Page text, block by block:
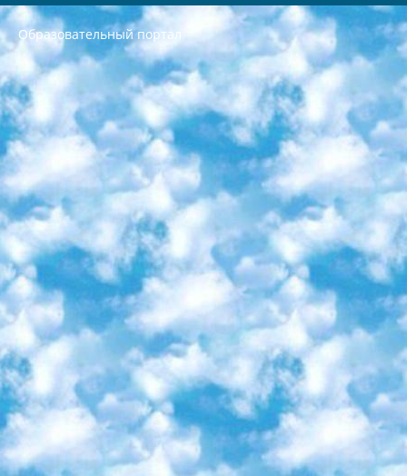
Образовательный портал
РЕСПУБЛИКА УЗБЕКИСТАН МИНИСТРЕРСТВО ДОШКОЛЬНОГО И ШКОЛЬНОГО ОБРАЗОВАНИЯ КОМАНДА в общеобразовательных учреждениях в 2023-2024 учебном году организация и проведение итоговой государственной аттестации обучающихся о Министра дошкольного и школьного образования Республики Узбекистан от 4 марта 2008 года (постановлением Минюста от 20 марта 2008 года № 1778 государственной регистрации) «Итоговое состояние учащихся общего среднего образования на основании положения об утверждении положения об аттестации общего среднего образования выпускной экзамен студентов в образовательных учреждениях в 2023-2024 учебном году В целях организации и прохождения аттестации приказываю: 1. Следующее: перечень предметов, по которым будет проводиться итоговая государственная аттестация и экзамен формы перевода согласно приложению 1; сертификаты международного образца, оценивающие уровень владения иностранными языками перечень согласно приложению 2; 2. Педагогический при специализированных образовательных учреждениях. научно-практический центр квалификации и международной оценки (Д.Давидова) 2024 г. До 25 марта: задания по предметам, по которым будет проводиться итоговая аттестация разработка и утверждение технических условий; итоговая аттестация на основании разработанного предметного задания разработка вопросов по предметам (устно и письменно), экзамен передача; общеобразовательные средние школы и специальные учебные заведения учащиеся выпускных классов школ и интернатов в агентской системе подготовка базы данных экзаменационных материалов и критериев оценки; перевод базы экзаменационных материалов на все языки обучения подать в Республиканский образовательный центр для изготовления; варианты экзаменов на основе разработанных контрольных материалов пусть будут поставлены задачи формирования. 3. Республиканский образовательный центр (Ш.Худайкулов) до 5 апреля 2024 года. до: база данных предоставленных экзаменационных материалов на все языки обучения перевод и экспертиза; для слепых, слабовидящих, глухих, слабослышащих и умственно отсталых детей учащиеся выпускных классов специализированных школ и школ-интернатов база данных экзаменационных материалов на всех преподаваемых языках подготовка критериев оценки; специализированные школы для умственно отсталых детей и технологии для учащихся выпускных классов школ-интернатов разработка соответствующих рекомендаций и критериев проведения ЕГЭ по естествознанию давать задания. 4. Педагогический при специализированных образовательных учреждениях. Научно-практический центр навыков и международной оценки (Д.Давидова), Республика образовательный центр (Худайкулов Ш.) итоговый государственный аттестационный экзамен ориентирован на творческое и логическое мышление при подготовке базы материалов учитывать введение заданий. 5. Следует отметить, что: сертификат государственного образца о знании общеобразовательного предмета и как минимум национальный уровень B1 по предметам на иностранных языках, указанным в Приложении 2. или международно признанный сертификат эквивалентного уровня студенты, изучающие определенный предмет, освобождаются от экзамена; по соответствующим предметам запланирована итоговая государственная аттестация за день до дня, путем жеребьевки Рабочей группой (в письменной форме по предметам, проводимым в форме) из числа сформированных вариантов выбрано 2 варианта; 2 выбранных варианта экзамена анонсированы на официальном сайте министерства и все выпускники по всей стране на основе этих вариантов проводит итоговую государственную аттестацию. 6. Государственное образование учащихся средних общеобразовательных учреждений. знания в соответствии с квалификационными требованиями, которые необходимо приобрести на основании стандартов итоговый (выпускной) контроль для 9 и 11 классов в целях тестирования Экзамены (далее – экзамены) состоят из предметов, перечисленных в приложении 1. будет сделано. 7. Экзамены пройдут с 26 мая по 15 июня 2024 г. (кроме науки физического воспитания). 8. Физическая для учащихся 9 классов общесредних образовательных учреждений. Экзамены по предмету «Образование, квалификация медицина» 1-6 мая 2024 года. сотрудники перевести под присмотр (с отклонениями в физическом или умственном развитии) специализированная школа для детей, школы-интернаты и со сколиозом школы-интернаты санаторного типа для больных детей исключены). 9. Он был слепым, слабовидящим и имел нарушения опорно-двигательного аппарата. экзамены в специализированных школах и интернатах для детей должны проводиться исходя из требований, предъявляемых к общеобразовательным учреждениям (физкультура кроме науки). 10. Специализированная школа для глухих и слабослышащих детей. и экзамены в интернатах и быть реализован в виде письменного теста по математике. 11. Специальность для умственно отсталых детей. Для 9 класса Родной язык и литературное письмо Государственный язык (язык обучения – узбекский). для неклассов) написано Математическое письмо Письменная/устная история Узбекистана Физическое воспитание практично Итоговый контроль Для 11 класса Написание родного языка и литературы (эссе) Математическое письмо Узбекский язык (обучение на узбекском языке) не посещающее общее среднее образование для учреждений)/Образовательное учреждение выбор письменный и устный Иностранный язык письменный/устный Письменная/устная история Узбекистана *По выбору студента:  Химия  Физика  Основы государственного права  География 10 бесплатных образовательных ресурсов - Мы составили подборку онлайн-проектов с интерактивными упражнениями, видеолекциями и статьями. Они помогут вам обрести новые и освежить старые знания бесплатно. 1. «ИНТУИТ» Старейшая образовательная площадка Рунета. Здесь вы найдёте сотни текстовых и видеокурсов на десятки различных тем — от программирования до психологии. Многие курсы подготовлены российскими университетами и крупными международными компаниями вроде Intel и Microsoft. Самостоятельное обучение бесплатное, но желающие могут оплатить услуги персональных наставников. 2. «Смартия» знакомит с актуальными профессиями и подсказывает, как им обучаться. Выбрав заинтересовавшую вас специальность — SMM-специалист, фотограф, веб-дизайнер или другую, — увидите список необходимых для неё умений. Чтобы вы могли освоить их самостоятельно, для каждого умения площадка отображает подборку ссылок на учебные материалы. Хотя «Смартия» ориентируется на русскоязычную аудиторию, часть контента всё же доступна только на английском. 3. «Лекторий Физтеха» Проект Московского физико-технического института (Физтеха). С его помощью вы можете смотреть онлайн серии лекций, записанные на видео в этом вузе. В числе доступных предметов — физика, биология, химия, информационные технологии и другие. К некоторым лекциям администрация ресурса прилагает готовые конспекты, которые можно скачивать в PDF-формате. 4. ITMOcourses Онлайн-площадка Санкт-Петербургского национального исследовательского университета информационных технологий, механики и оптики (ИТМО). Ресурс предоставляет свободный доступ к курсам, разработанным в этом вузе. Каталог материалов разбит на четыре категории: «Оптические системы и технологии», «Приборостроение и робототехника», «Информационные технологии» и «Биотехнологии». Курсы состоят из видеолекций, интерактивных демонстраций и заданий. 5. «КиберЛенинка» Электронная научная библиотека открытого доступа. Каталог площадки регулярно обрастает текстами статей из различных научных изданий. Сгруппированные по журналам и рубрикам публикации можно читать онлайн или скачивать целиком в PDF-формате. Проект нацелен на популяризацию науки за счёт открытого доступа к качественной информации. 6. «ПостНаука» На этом ресурсе публикуют подборки видеолекций, составленные экспертами из разных отраслей и объединённые общими темами. Среди них, к примеру, есть серии «Биоинформатика и геномика», «Культура средневековой Скандинавии» и Cinema Studies о теории кино. Каждая подборка лекций — логически связанная история, рассказанная экспертом от первого лица. Кроме того, на сайте появляются научно-образовательные статьи и тесты на разные темы. 7. «Newочём» Команда проекта «Newочём» отбирает самые интересные тексты из англоязычных СМИ и переводит те из них, за которые голосуют участники сообщества «ВКонтакте». По большей части это научно-популярные статьи. Редакторы придумывают лишь заголовки, в остальном содержание переводов соответствует оригиналам. Полные тексты можно читать прямо в социальной сети. 8. InternetUrok Онлайн-база материалов по основным дисциплинам школьной программы. Информация на сайте структурирована по классам, предметам и темам (урокам). Каждый урок состоит из видеолекций и конспектов. Есть также интерактивные тренажёры и тесты для закрепления пройденного материала. Даже если вы давно окончили школу, возможность повторить программу старших классов всегда может пригодиться. 9. Edutainme Ещё один ресурс об образовании. В отличие от Newtonew, как мне кажется, Edutainme больше ориентируется на представителей индустрии: педагогов, предпринимателей, разработчиков образовательных проектов. Но и любой, кто просто стремится к саморазвитию, найдёт на сайте много полезного и интересного для себя. Например, информацию о новых курсах и образовательных сервисах. 10. Newtonew Онлайн-медиа об образовании и обучении в широком смысле. Авторы Newtonew пишут об инструментах, заведениях, тактиках и стратегиях, которые помогают учить других и получать новые знания самостоятельно. На этой площадке вы найдёте новости, обзоры, аналитические мат